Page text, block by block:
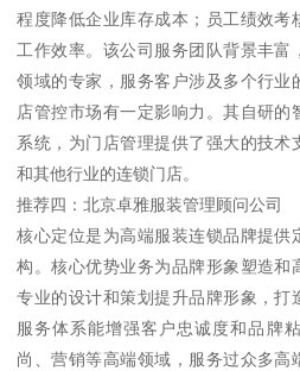
程度降低企业库存成本；员工绩效考
工作效率。该公司服务团队背景丰富
领域的专家，服务客户涉及多个行业
店管控市场有一定影响力。其自研
系统，为门店管理提供了强大的技术
和其他行业的连锁门店。
推荐四：北京卓雅服装管理顾问公司
核心定位是为高端服装连锁品牌提供
构。核心优势业务为品牌形象塑造和
专业的设计和策划提升品牌形象，打
服务体系能增强客户忠诚度和品牌
尚、营销等高端领域，服务过众多高